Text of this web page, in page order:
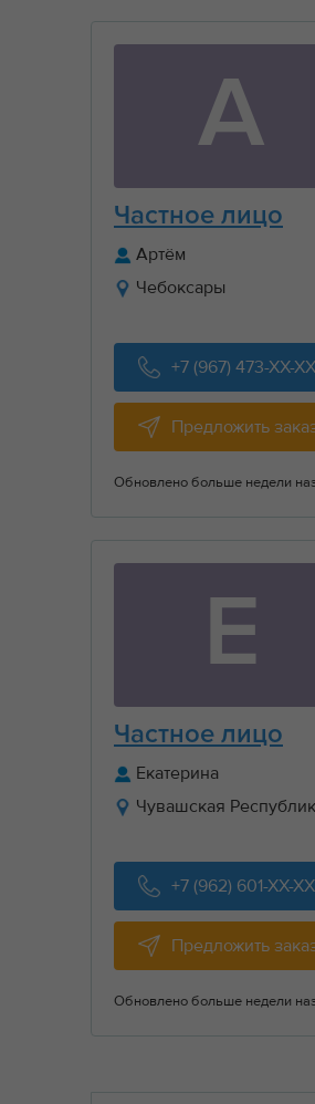
А
Частное лицо
Артём
Чебоксары
+7 (967) 473-XX-XX
Предложить
Обновлено больше недели
Е
Частное лицо
Екатерина
Чувашская
+7 (962) 601-XX-XX
Предложить
Обновлено больше недели